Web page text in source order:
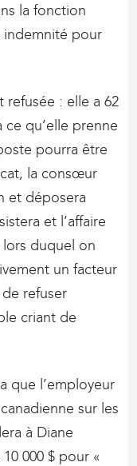
la fonction
indemnité pour
refusée : elle a 62
ce qu’elle prenne
pourra être
la consœur
et déposera
et l’affaire
duquel on
un facteur
refuser
criant de
que l’employeur
sur les
à Diane
000 $ pour «